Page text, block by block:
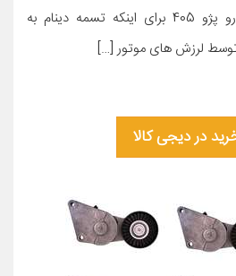
معرفی محصول در خودرو پژو 405 برای اینکه تسمه دینام به
لرزش های موتور […]
در دیجی کالا